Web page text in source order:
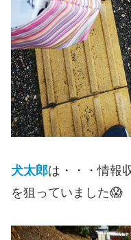
犬太郎は・・・情報
を狙っていました😱